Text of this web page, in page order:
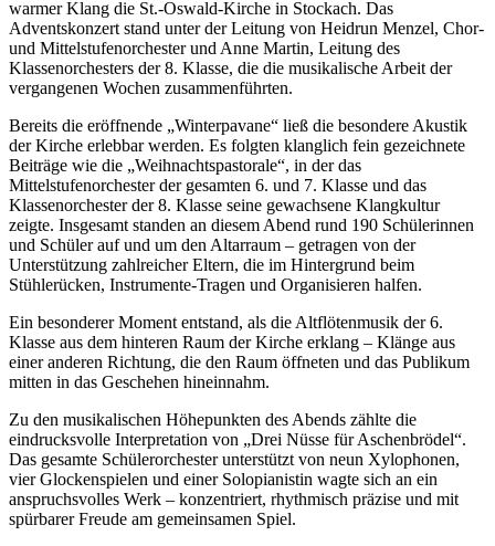
warmer Klang die St.-Oswald-Kirche in Stockach. Das
Adventskonzert stand unter der Leitung von Heidrun Menzel, Chor-
und Mittelstufenorchester und Anne Martin, Leitung des
Klassenorchesters der 8. Klasse, die die musikalische Arbeit der
vergangenen Wochen zusammenführten.
Bereits die eröffnende „Winterpavane“ ließ die besondere Akustik
der Kirche erlebbar werden. Es folgten klanglich fein gezeichnete
Beiträge wie die „Weihnachtspastorale“, in der das
Mittelstufenorchester der gesamten 6. und 7. Klasse und das
Klassenorchester der 8. Klasse seine gewachsene Klangkultur
zeigte. Insgesamt standen an diesem Abend rund 190 Schülerinnen
und Schüler auf und um den Altarraum – getragen von der
Unterstützung zahlreicher Eltern, die im Hintergrund beim
Stühlerücken, Instrumente-Tragen und Organisieren halfen.
Ein besonderer Moment entstand, als die Altflötenmusik der 6.
Klasse aus dem hinteren Raum der Kirche erklang – Klänge aus
einer anderen Richtung, die den Raum öffneten und das Publikum
mitten in das Geschehen hineinnahm.
Zu den musikalischen Höhepunkten des Abends zählte die
eindrucksvolle Interpretation von „Drei Nüsse für Aschenbrödel“.
Das gesamte Schülerorchester unterstützt von neun Xylophonen,
vier Glockenspielen und einer Solopianistin wagte sich an ein
anspruchsvolles Werk – konzentriert, rhythmisch präzise und mit
spürbarer Freude am gemeinsamen Spiel.